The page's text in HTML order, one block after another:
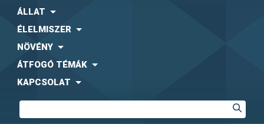
ÁLLAT
ÉLELMISZER
NÖVÉNY
ÁTFOGÓ TÉMÁK
KAPCSOLAT